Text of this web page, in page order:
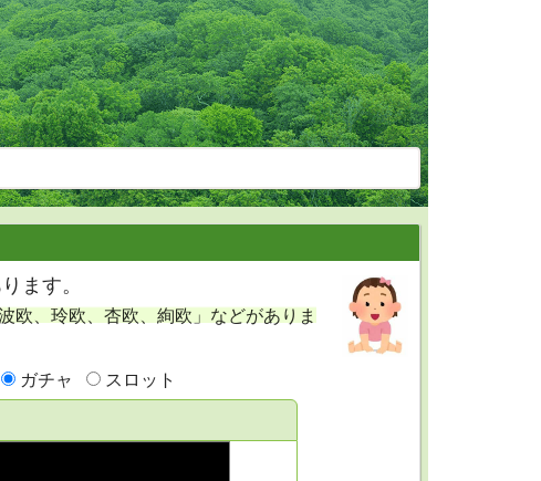
ます。
欧、玲欧、杏欧、絢欧」などがありま
ガチャ スロット